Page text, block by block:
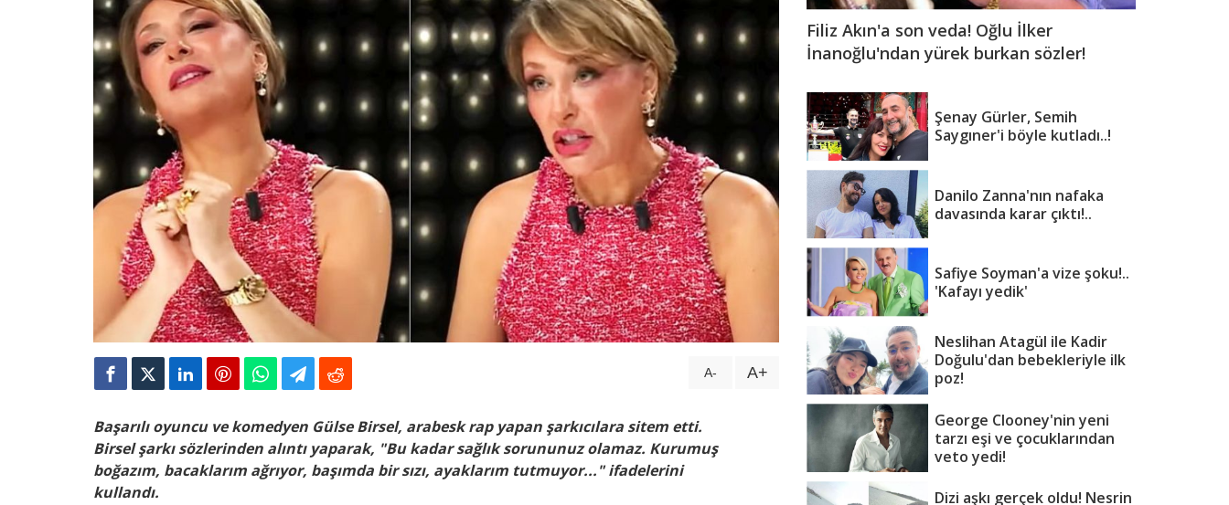
Ayağı kırılan Aras Bulut İynemli ameliyat oldu!
Oyuncu Şinası Yurtsever 51 yaşında hayatını kaybetti...
Şenay Gürler, Semih Saygıner'i böyle kutladı..!
A- A+
Başarılı oyuncu ve komedyen Gülse Birsel, arabesk rap yapan şarkıcılara sitem etti.
Birsel şarkı sözlerinden alıntı yaparak, "Bu kadar sağlık sorununuz olamaz. Kurumuş
boğazım, bacaklarım ağrıyor, başımda bir sızı, ayaklarım tutmuyor..." ifadelerini
kullandı.
Filiz Akın'a son veda! Oğlu İlker
İnanoğlu'ndan yürek burkan sözler!
Şenay Gürler, Semih
Saygıner'i böyle kutladı..!
Danilo Zanna'nın nafaka
davasında karar çıktı!..
Safiye Soyman'a vize şoku!..
'Kafayı yedik'
Neslihan Atagül ile Kadir
Doğulu'dan bebekleriyle ilk
poz!
George Clooney'nin yeni
tarzı eşi ve çocuklarından
veto yedi!
Dizi aşkı gerçek oldu! Nesrin